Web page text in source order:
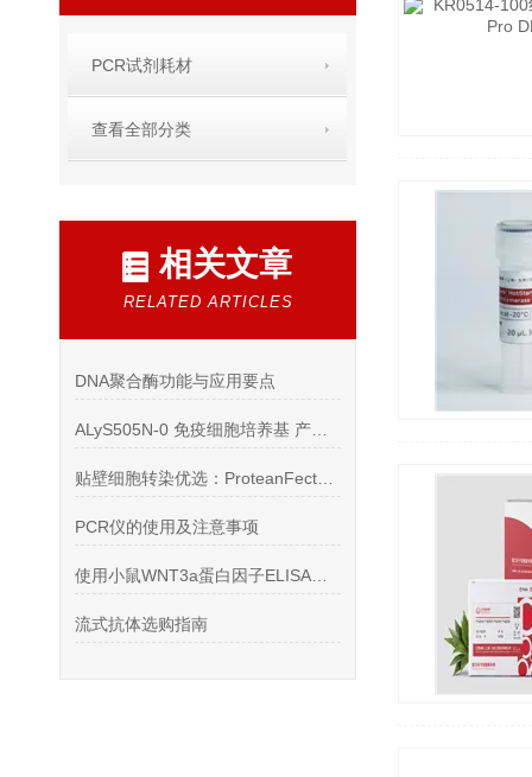
PCR试剂耗材
查看全部分类
相关文章
RELATED ARTICLES
DNA聚合酶功能与应用要点
PCR仪的使用及注意事项
流式抗体选购指南